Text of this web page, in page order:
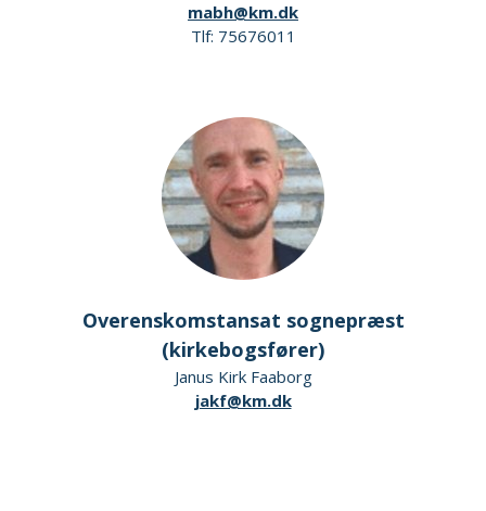
mabh@km.dk
Tlf: 75676011
Overenskomstansat sognepræst
(kirkebogsfører)
Janus Kirk Faaborg
jakf@km.dk